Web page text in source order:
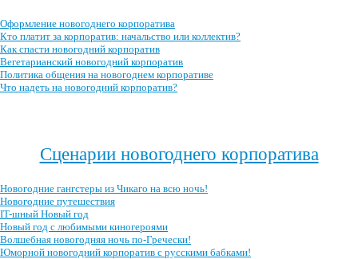
Оформление новогоднего корпоратива
Кто платит за корпоратив: начальство или коллектив?
Как спасти новогодний корпоратив
Вегетарианский новогодний корпоратив
Политика общения на новогоднем корпоративе
Что надеть на новогодний корпоратив?
Сценарии новогоднего корпоратива
Новогодние гангстеры из Чикаго на всю ночь!
Новогодние путешествия
IT-шный Новый год
Новый год с любимыми киногероями
Волшебная новогодняя ночь по-Гречески!
Юморной новогодний корпоратив с русскими бабками!